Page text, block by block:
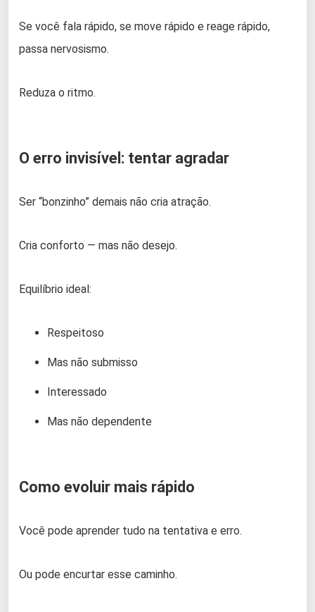
Se você fala rápido, se move rápido e reage rápido,
passa nervosismo.
Reduza o ritmo.
O erro invisível: tentar agradar
Ser “bonzinho” demais não cria atração.
Cria conforto — mas não desejo.
Equilíbrio ideal:
Respeitoso
Mas não submisso
Interessado
Mas não dependente
Como evoluir mais rápido
Você pode aprender tudo na tentativa e erro.
Ou pode encurtar esse caminho.